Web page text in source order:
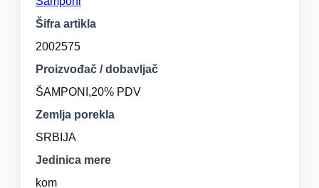
Šifra artikla
2002575
Proizvođač / dobavljač
ŠAMPONI,20% PDV
Zemlja porekla
SRBIJA
Jedinica mere
kom